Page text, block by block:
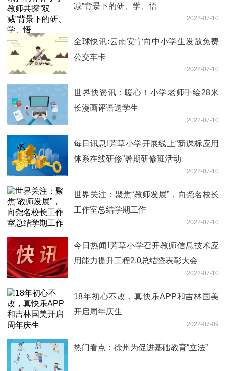
减”背景下的研、学、悟
2022-07-10
全球快讯:云南安宁向中小学生发放免费
公交车卡
2022-07-10
世界快资讯：暖心！小学老师手绘28米
长漫画评语送学生
2022-07-10
每日讯息!芳草小学开展线上“新课标应用
体系在线研修”暑期研修班活动
2022-07-10
世界关注：聚焦“教师发展”，向尧名校长
工作室总结学期工作
2022-07-10
今日热闻!芳草小学召开教师信息技术应
用能力提升工程2.0总结暨表彰大会
2022-07-10
18年初心不改，真快乐APP和吉林国美
开启周年庆生
2022-07-09
热门看点：徐州为促进基础教育“立法”